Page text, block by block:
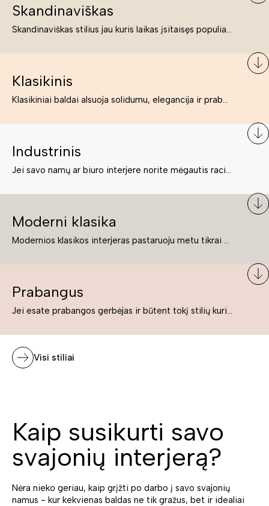
Skandinaviškas
Skandinaviškas stilius jau kuris laikas įsitaisęs populiariausiųjų sąraše. Namai, butai labai dažnai įrengiami remiantis būtent šio stiliaus ypatumais. Dėl švelnių spalvų, praktiškumo ir estetikos jis masina tuos, kurie neabejingi šviesiem ar neutralių spalvų koloritui, paprastumui, funkcionalumui, natūralumui ir stilingai estetikai. Platų skandinaviškų baldų spektrą rasite „Deinavos baldų“ asortimente.
Klasikinis
Klasikiniai baldai alsuoja solidumu, elegancija ir prabanga. Paprastai jie būna masyvūs, kuria didybės įspūdį. Neabejotinai jie bus geriausias pasirinkimas estetiškam ir rafinuotam klasikiniam namų interjerui. Kartais klasikiniai baldai traktuojami kaip senoviniai, bet tai ne tiesa – klasika yra stilius, neišsemiama elegancija ir rafinuotumas.
Industrinis
Jei savo namų ar biuro interjere norite mėgautis racionaliai išnaudotomis erdvėmis, funkcionalumu ir esate neabejingi tamsesniam koloritui bei praktiškiems sprendimams, tuomet industrinis stilius bus būtent tai, ko Jums reikia. O industrinio stiliaus baldus išsirinksite mūsų asortimente.
Moderni klasika
Modernios klasikos interjeras pastaruoju metu tikrai yra „ant bangos“. Tie, kurie nenori pernelyg nutolti nuo klasikos, bet drauge žavisi šiuolaikiškais sprendimais, su malonumu savo namuose kuria klasikos ir modernaus interjero tandemą – elegantišką, subtilų ir žavingą.
Prabangus
Jei esate prabangos gerbėjas ir būtent tokį stilių kuriate savo namuose ar biure, tuomet solidūs, prabangūs baldai nepriekaištingai įsilies į Jūsų kuriamą interjerą.
Visi stiliai
Kaip susikurti savo
svajonių interjerą?
Nėra nieko geriau, kaip grįžti po darbo į savo svajonių
namus - kur kekvienas baldas ne tik gražus, bet ir idealiai